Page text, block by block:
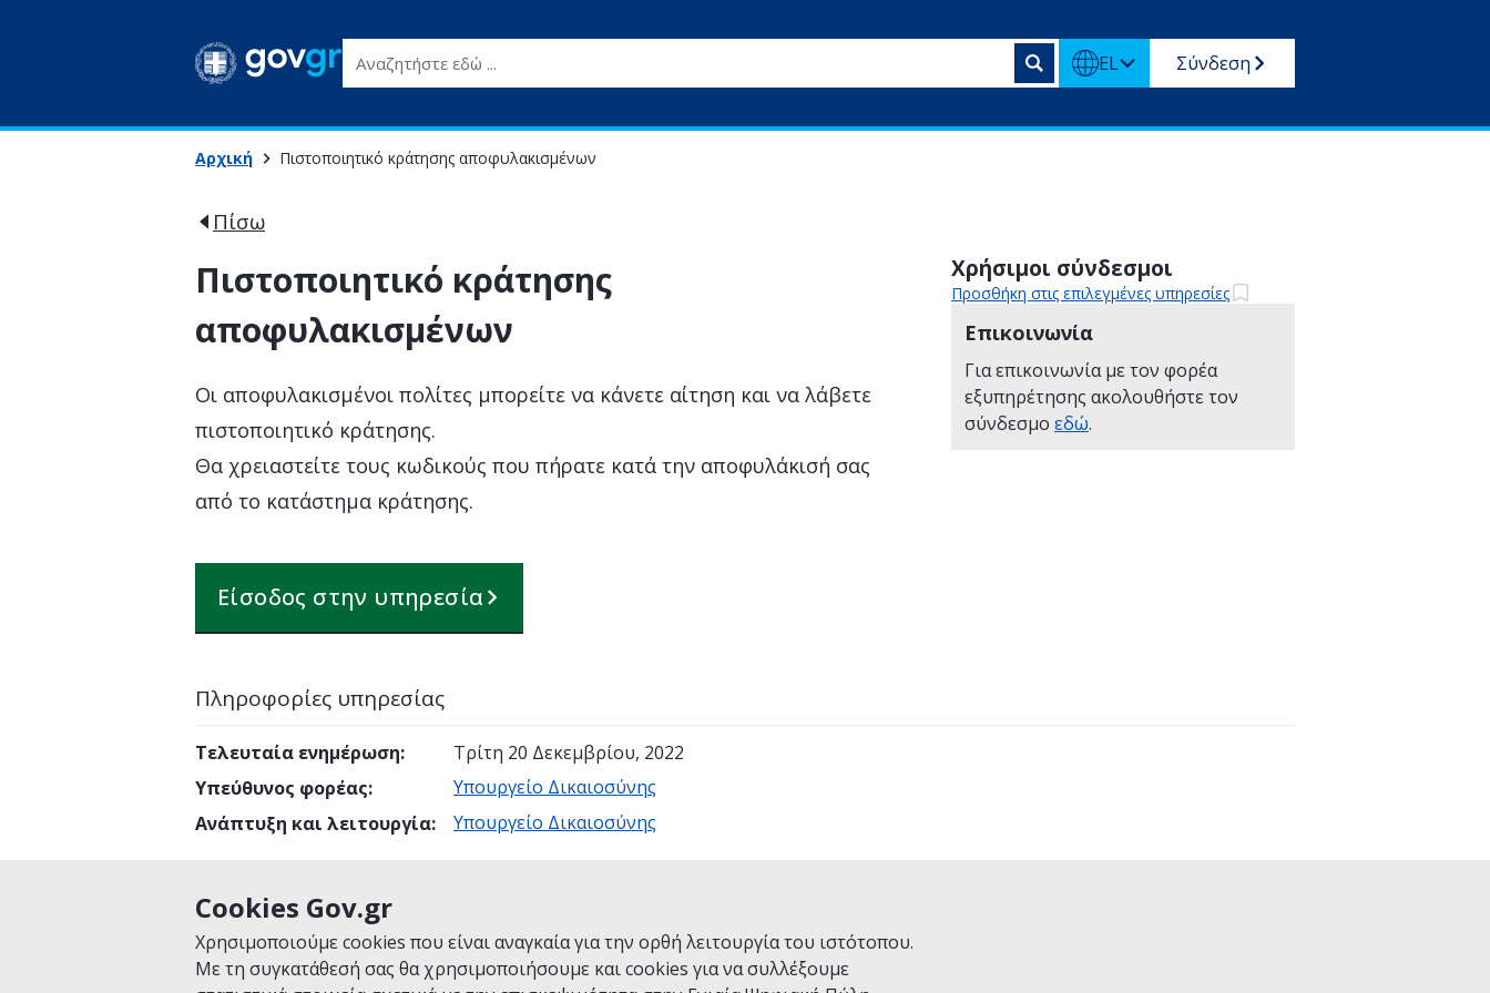
Cookies Gov.gr
Χρησιμοποιούμε cookies που είναι αναγκαία για την ορθή λειτουργία του ιστότοπου.
Με τη συγκατάθεσή σας θα χρησιμοποιήσουμε και cookies για να συλλέξουμε
Αναζητήστε εδώ ... EL Σύνδεση
Αρχική Πιστοποιητικό κράτησης αποφυλακισμένων
Πίσω
Πιστοποιητικό κράτησης
αποφυλακισμένων
Οι αποφυλακισμένοι πολίτες μπορείτε να κάνετε αίτηση και να λάβετε
πιστοποιητικό κράτησης.
Θα χρειαστείτε τους κωδικούς που πήρατε κατά την αποφυλάκισή σας
από το κατάστημα κράτησης.
Είσοδος στην υπηρεσία
Χρήσιμοι σύνδεσμοι
Προσθήκη στις επιλεγμένες υπηρεσίες
Επικοινωνία
Για επικοινωνία με τον φορέα
εξυπηρέτησης ακολουθήστε τον
σύνδεσμο εδώ.
Πληροφορίες υπηρεσίας
Τελευταία ενημέρωση:
Τρίτη 20 Δεκεμβρίου, 2022
Υπεύθυνος φορέας:
Υπουργείο Δικαιοσύνης
Ανάπτυξη και λειτουργία: Υπουργείο Δικαιοσύνης
Είναι χρήσιμη αυτή η σελίδα;